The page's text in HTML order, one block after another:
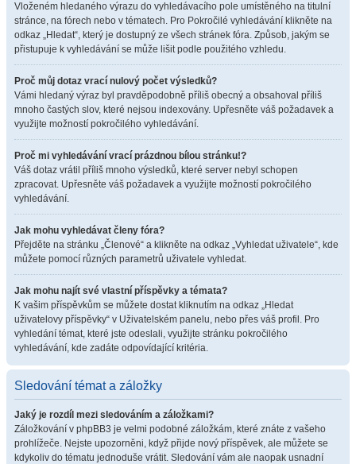
Vloženém hledaného výrazu do vyhledávacího pole umístěného na titulní
stránce, na fórech nebo v tématech. Pro Pokročilé vyhledávání klikněte na
odkaz „Hledat“, který je dostupný ze všech stránek fóra. Způsob, jakým se
přistupuje k vyhledávání se může lišit podle použitého vzhledu.
Proč můj dotaz vrací nulový počet výsledků?
Vámi hledaný výraz byl pravděpodobně příliš obecný a obsahoval příliš
mnoho častých slov, které nejsou indexovány. Upřesněte váš požadavek a
využijte možností pokročilého vyhledávání.
Proč mi vyhledávání vrací prázdnou bílou stránku!?
Váš dotaz vrátil příliš mnoho výsledků, které server nebyl schopen
zpracovat. Upřesněte váš požadavek a využijte možností pokročilého
vyhledávání.
Jak mohu vyhledávat členy fóra?
Přejděte na stránku „Členové“ a klikněte na odkaz „Vyhledat uživatele“, kde
můžete pomocí různých parametrů uživatele vyhledat.
Jak mohu najít své vlastní příspěvky a témata?
K vašim příspěvkům se můžete dostat kliknutím na odkaz „Hledat
uživatelovy příspěvky“ v Uživatelském panelu, nebo přes váš profil. Pro
vyhledání témat, které jste odeslali, využijte stránku pokročilého
vyhledávání, kde zadáte odpovídající kritéria.
Sledování témat a záložky
Jaký je rozdíl mezi sledováním a záložkami?
Záložkování v phpBB3 je velmi podobné záložkám, které znáte z vašeho
prohlížeče. Nejste upozorněni, když přijde nový příspěvek, ale můžete se
kdykoliv do tématu jednoduše vrátit. Sledování vám ale naopak usnadní